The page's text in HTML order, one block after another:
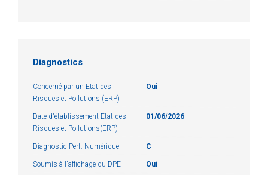
Diagnostics
Concerné par un Etat des
Risques et Pollutions (ERP)
Oui
Date d'établissement Etat des
Risques et Pollutions(ERP)
01/06/2026
Diagnostic Perf. Numérique C
Soumis à l'affichage du DPE Oui